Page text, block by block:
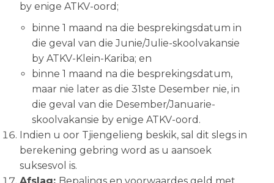
by enige ATKV-oord;
binne 1 maand na die besprekingsdatum in
die geval van die Junie/Julie-skoolvakansie
by ATKV-Klein-Kariba; en
binne 1 maand na die besprekingsdatum,
maar nie later as die 31ste Desember nie, in
die geval van die Desember/Januarie-
skoolvakansie by enige ATKV-oord.
Indien u oor Tjiengelieng beskik, sal dit slegs in
berekening gebring word as u aansoek
suksesvol is.